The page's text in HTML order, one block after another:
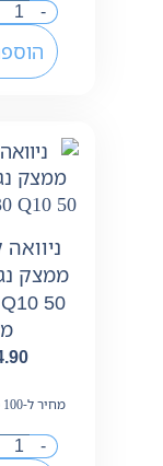
-
ממצק
50
מחיר ל-100 מ"ל:
-